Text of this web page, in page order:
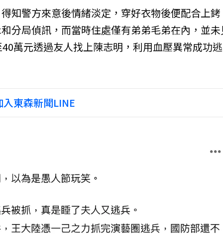
知警方來意後情緒淡定，穿好衣物後便配合上
分局偵訊，而當時住處僅有弟弟毛弟在內，並
萬元透過友人找上陳志明，利用血壓異常成功逃
東森新聞LINE